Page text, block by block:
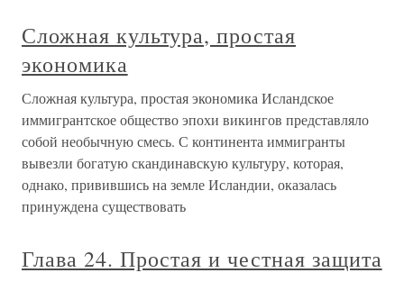
Сложная культура, простая
экономика
Сложная культура, простая экономика Исландское
иммигрантское общество эпохи викингов представляло
собой необычную смесь. С континента иммигранты
вывезли богатую скандинавскую культуру, которая,
однако, привившись на земле Исландии, оказалась
принуждена существовать
Глава 24. Простая и честная защита